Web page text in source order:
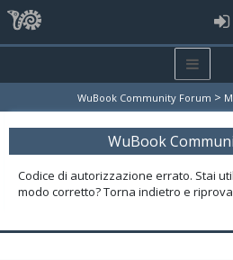
WuBook Community Forum >
WuBook
Codice di autorizzazione errato. Stai
modo corretto? Torna indietro e